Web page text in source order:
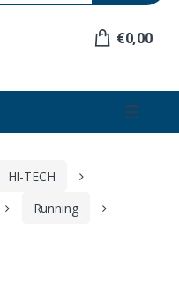
€0,00
☰
HI-TECH
Running